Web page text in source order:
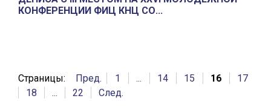
КОНФЕРЕНЦИИ ФИЦ КНЦ СО...
Страницы: Пред. 1 ... 14 15 16
17
18
... 22 След.